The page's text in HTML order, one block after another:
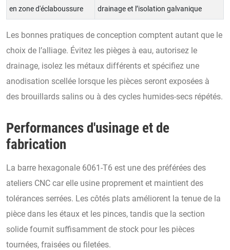
en zone d'éclaboussure drainage et l’isolation galvanique
Les bonnes pratiques de conception comptent autant que le
choix de l’alliage. Évitez les pièges à eau, autorisez le
drainage, isolez les métaux différents et spécifiez une
anodisation scellée lorsque les pièces seront exposées à
des brouillards salins ou à des cycles humides-secs répétés.
Performances d'usinage et de
fabrication
La barre hexagonale 6061-T6 est une des préférées des
ateliers CNC car elle usine proprement et maintient des
tolérances serrées. Les côtés plats améliorent la tenue de la
pièce dans les étaux et les pinces, tandis que la section
solide fournit suffisamment de stock pour les pièces
tournées, fraisées ou filetées.